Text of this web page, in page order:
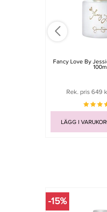
Fancy Love By
Rek. pris 649
LÄGG I
-15%